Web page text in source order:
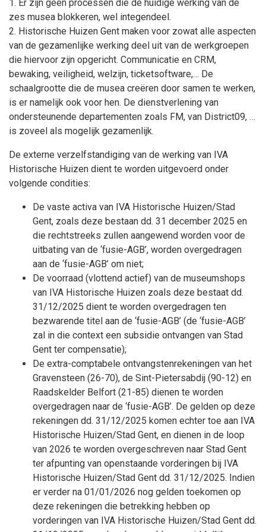
1. Er zijn geen processen die de huidige werking van de
zes musea blokkeren, wel integendeel.
2. Historische Huizen Gent maken voor zowat alle aspecten
van de gezamenlijke werking deel uit van de werkgroepen
die hiervoor zijn opgericht. Communicatie en CRM,
bewaking, veiligheid, welzijn, ticketsoftware,… De
schaalgrootte die de musea creëren door samen te werken,
is er namelijk ook voor hen. De dienstverlening van
ondersteunende departementen zoals FM, van District09, …
is zoveel als mogelijk gezamenlijk.
De externe verzelfstandiging van de werking van IVA
Historische Huizen dient te worden uitgevoerd onder
volgende condities:
De vaste activa van IVA Historische Huizen/Stad
Gent, zoals deze bestaan dd. 31 december 2025 en
die rechtstreeks zullen aangewend worden voor de
uitbating van de ‘fusie-AGB’, worden overgedragen
aan de ‘fusie-AGB’ om niet;
De voorraad (vlottend actief) van de museumshops
van IVA Historische Huizen zoals deze bestaat dd.
31/12/2025 dient te worden overgedragen ten
bezwarende titel aan de ‘fusie-AGB’ (de ‘fusie-AGB’
zal in die context een subsidie ontvangen van Stad
Gent ter compensatie);
De extra-comptabele ontvangstenrekeningen van het
Gravensteen (26-70), de Sint-Pietersabdij (90-12) en
Raadskelder Belfort (21-85) dienen te worden
overgedragen naar de ‘fusie-AGB’. De gelden op deze
rekeningen dd. 31/12/2025 komen echter toe aan IVA
Historische Huizen/Stad Gent, en dienen in de loop
van 2026 te worden overgeschreven naar Stad Gent
ter afpunting van openstaande vorderingen bij IVA
Historische Huizen/Stad Gent dd. 31/12/2025. Indien
er verder na 01/01/2026 nog gelden toekomen op
deze rekeningen die betrekking hebben op
vorderingen van IVA Historische Huizen/Stad Gent dd.